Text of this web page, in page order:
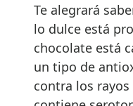
Te alegrará
lo dulce está
chocolate está
un tipo de
contra los